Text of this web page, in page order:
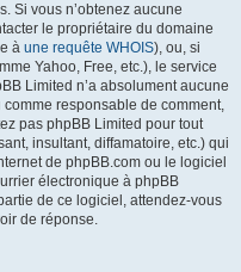
Si vous n’obtenez aucune
le propriétaire du domaine
à une requête WHOIS), ou, si
Yahoo, Free, etc.), le service
Limited n’a absolument aucune
responsable de comment,
pas phpBB Limited pour tout
insultant, diffamatoire, etc.) qui
de phpBB.com ou le logiciel
électronique à phpBB
de ce logiciel, attendez-vous
de réponse.